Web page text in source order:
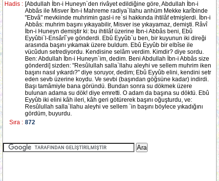
Hadis : [Abdullah İbn-i Huneyn`den rivâyet edildiğine göre, Abdullah İbn-i
Abbâs ile Misver İbn-i Mahreme radiya`llahu anhüm Mekke karîbinde
"Ebvâ" mevkiinde muhrimin gasl-i re`si hakkında ihtilâf etmişlerdi. İbn-i
Abbâs: muhrim başını yıkayabilir, Misver ise yıkayamaz, demişti. Râvî
İbn-i Huneyn demiştir ki: bu ihtilâf üzerine İbn-i Abbâs beni, Ebû
Eyyûbi`l-Ensârî`ye gönderdi. Ebû Eyyûb`u ben, bir kuyunun iki direği
arasında başını yıkamak üzere buldum. Ebû Eyyûb bir elbîse ile
vücûdun setrediyordu. Kendisine selâm verdim. Kimdir? diye sordu.
Ben: Abdullah İbn-i Huneyn`im, dedim. Beni Abdullah İbn-i Abbâs size
gönderdi] sizden: "Resûlullah salla`llahu aleyhi ve sellem muhrim iken
başını nasıl yıkardı?" diye soruyor, dedim; Ebû Eyyûb elini, kendini setr
eden sevb üzerine koydu. Ve sevbi (başından göğsüne kadar) indirdi.
Başı tamâmiyle bana göründü. Bundan sonra su dökmek üzere
bulunan adama su dök! diye emretti. O adam da başına su döktü. Ebû
Eyyûb iki elini kâh ileri, kâh geri götürerek başını oğuşturdu, ve:
Resûlullah salla`llahu aleyhi ve sellem `in başını böylece yıkadığını
gördüm, buyurdu.
Sıra : 872